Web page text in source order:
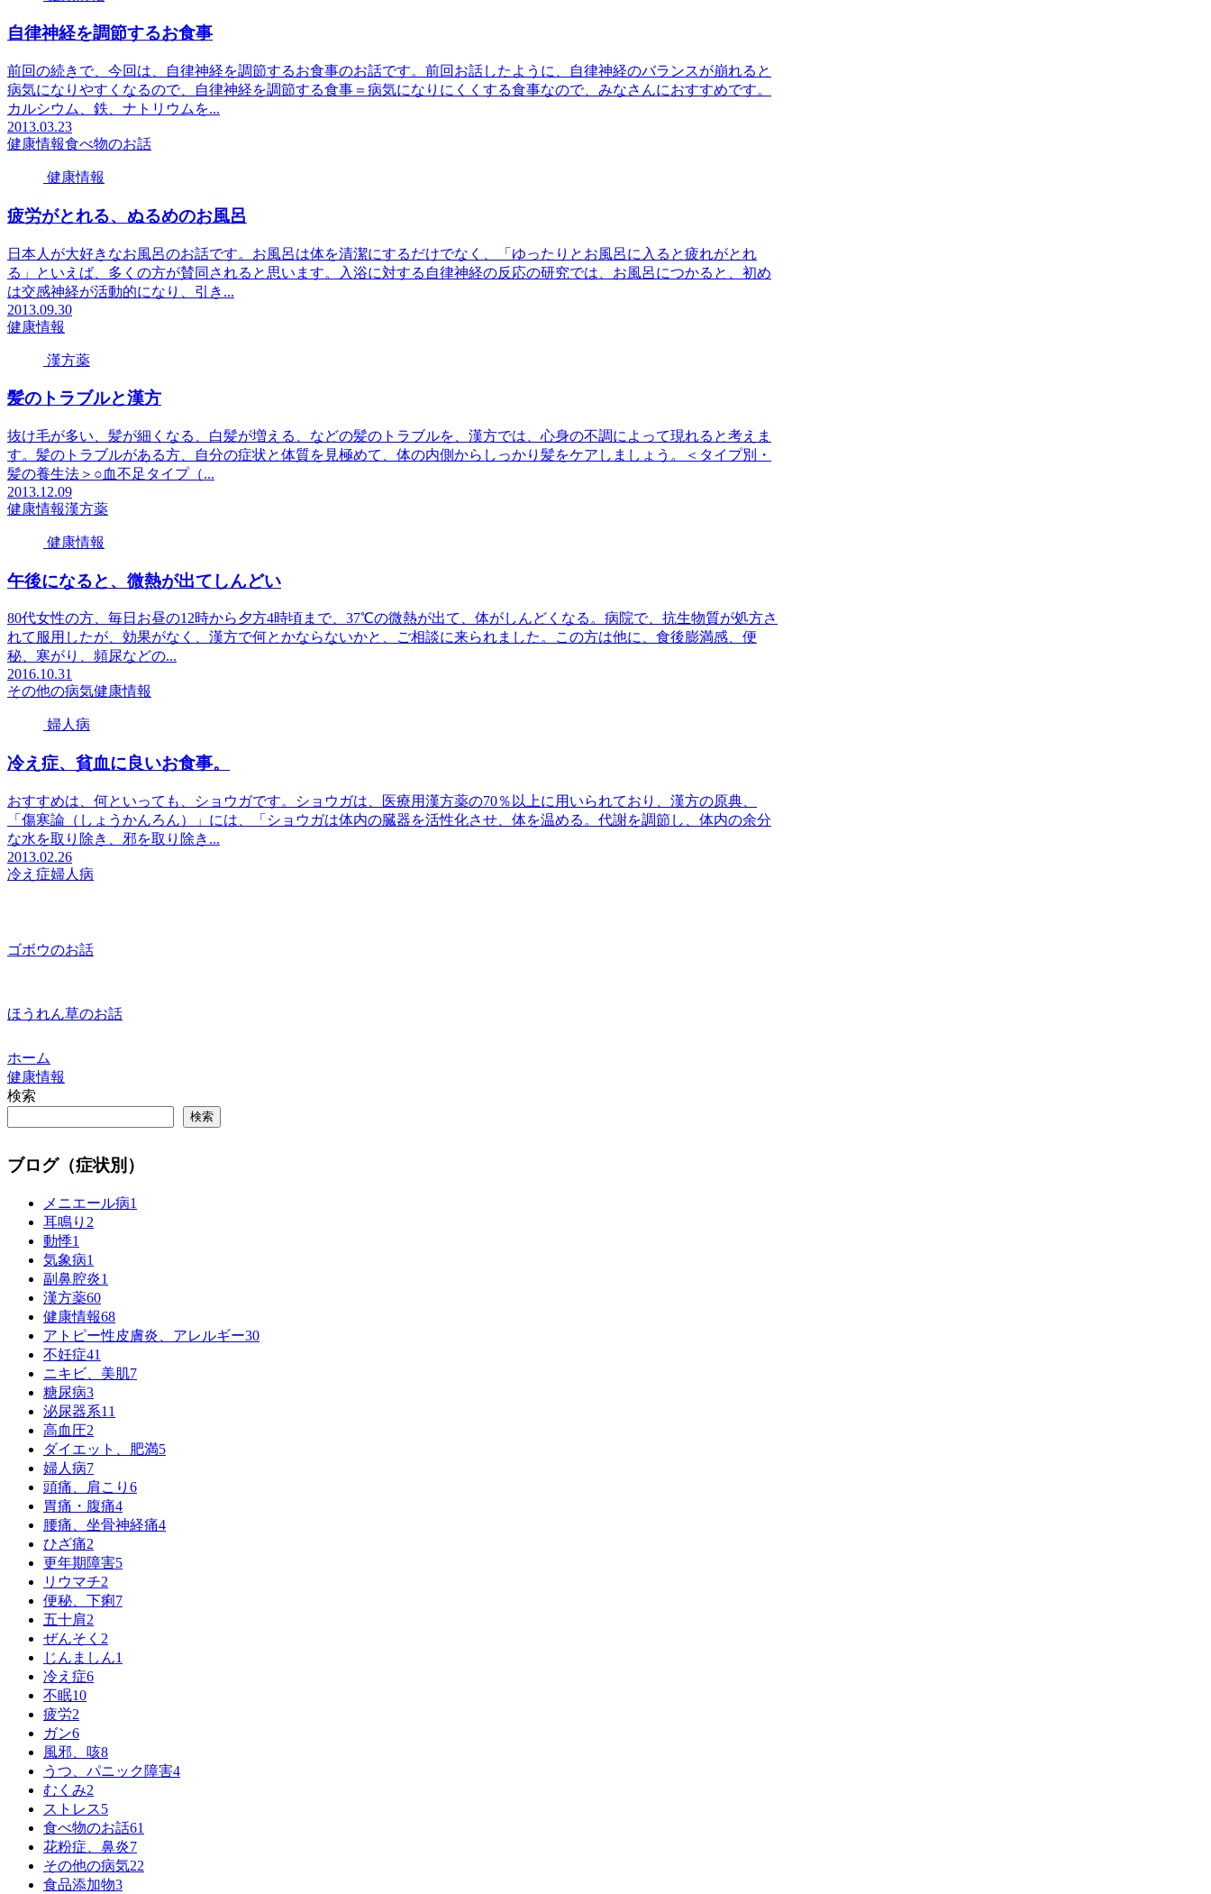
自律神経を調節するお食事
前回の続きで、今回は、自律神経を調節するお食事のお話です。前回お話したように、自律神経のバランスが崩れると
病気になりやすくなるので、自律神経を調節する食事＝病気になりにくくする食事なので、みなさんにおすすめです。
カルシウム、鉄、ナトリウムを...
2013.03.23
健康情報食べ物のお話
健康情報
疲労がとれる、ぬるめのお風呂
日本人が大好きなお風呂のお話です。お風呂は体を清潔にするだけでなく、「ゆったりとお風呂に入ると疲れがとれ
る」といえば、多くの方が賛同されると思います。入浴に対する自律神経の反応の研究では、お風呂につかると、初め
は交感神経が活動的になり、引き...
2013.09.30
健康情報
漢方薬
髪のトラブルと漢方
抜け毛が多い、髪が細くなる、白髪が増える、などの髪のトラブルを、漢方では、心身の不調によって現れると考えま
す。髪のトラブルがある方、自分の症状と体質を見極めて、体の内側からしっかり髪をケアしましょう。＜タイプ別・
髪の養生法＞○血不足タイプ（...
2013.12.09
健康情報漢方薬
健康情報
午後になると、微熱が出てしんどい
80代女性の方、毎日お昼の12時から夕方4時頃まで、37℃の微熱が出て、体がしんどくなる。病院で、抗生物質が処方さ
れて服用したが、効果がなく、漢方で何とかならないかと、ご相談に来られました。この方は他に、食後膨満感、便
秘、寒がり、頻尿などの...
2016.10.31
その他の病気健康情報
婦人病
冷え症、貧血に良いお食事。
おすすめは、何といっても、ショウガです。ショウガは、医療用漢方薬の70％以上に用いられており、漢方の原典、
「傷寒論（しょうかんろん）」には、「ショウガは体内の臓器を活性化させ、体を温める。代謝を調節し、体内の余分
な水を取り除き、邪を取り除き...
2013.02.26
冷え症婦人病
ゴボウのお話
ほうれん草のお話
ホーム
健康情報
検索
検索
ブログ（症状別）
メニエール病1
耳鳴り 2
動悸1
気象病1
副鼻腔炎1
漢方薬60
健康情報68
アトピー性皮膚炎、アレルギー30
不妊症41
ニキビ、美肌7
糖尿病3
泌尿器系11
高血圧2
ダイエット、肥満5
婦人病7
頭痛、肩こり 6
胃痛・腹痛4
腰痛、坐骨神経痛4
ひざ痛2
更年期障害5
リウマチ2
便秘、下痢7
五十肩2
ぜんそく 2
じんましん1
冷え症6
不眠10
疲労2
ガン6
風邪、咳8
うつ、パニック障害4
むくみ2
ストレス5
食べ物のお話61
花粉症、鼻炎7
その他の病気22
食品添加物3